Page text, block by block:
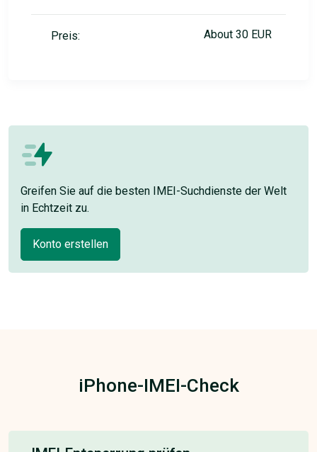
Preis: About 30 EUR
Greifen Sie auf die besten IMEI-Suchdienste der Welt
in Echtzeit zu.
Konto erstellen
iPhone-IMEI-Check